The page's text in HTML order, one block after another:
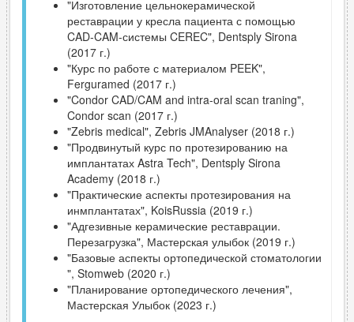
"Изготовление цельнокерамической
реставрации у кресла пациента с помощью
CAD-CAM-системы CEREC", Dentsply Sirona
(2017 г.)
"Курс по работе с материалом PEEK",
Ferguramed (2017 г.)
"Condor CAD/CAM and intra-oral scan traning",
Condor scan (2017 г.)
"Zebris medical", Zebris JMAnalyser (2018 г.)
"Продвинутый курс по протезированию на
имплантатах Astra Tech", Dentsply Sirona
Academy (2018 г.)
"Практические аспекты протезирования на
инмплантатах", KoisRussia (2019 г.)
"Адгезивные керамические реставрации.
Перезагрузка", Мастерская улыбок (2019 г.)
"Базовые аспекты ортопедической стоматологии
", Stomweb (2020 г.)
"Планирование ортопедического лечения",
Мастерская Улыбок (2023 г.)